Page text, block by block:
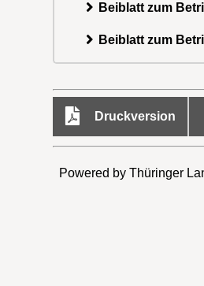
Beiblatt zum
Beiblatt zum
Druckversion
Powered by Thüringer